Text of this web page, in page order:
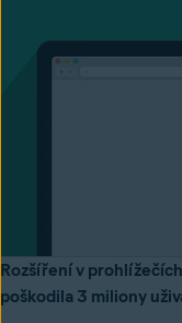
Rozšíření v
poškodila 3 miliony